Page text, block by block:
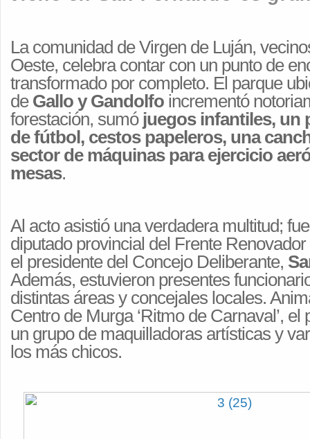
La comunidad de Virgen de Luján,
Oeste, celebra contar con un punto de
transformado por completo. El parque
de Gallo y Gandolfo incrementó
forestación, sumó juegos infantiles, un
de fútbol, cestos papeleros, una
sector de máquinas para ejercicio
mesas.
Al acto asistió una verdadera multitud;
diputado provincial del Frente Renovador
el presidente del Concejo Deliberante,
Además, estuvieron presentes
distintas áreas y concejales locales.
Centro de Murga ‘Ritmo de Carnaval’,
un grupo de maquilladoras artísticas y
los más chicos.